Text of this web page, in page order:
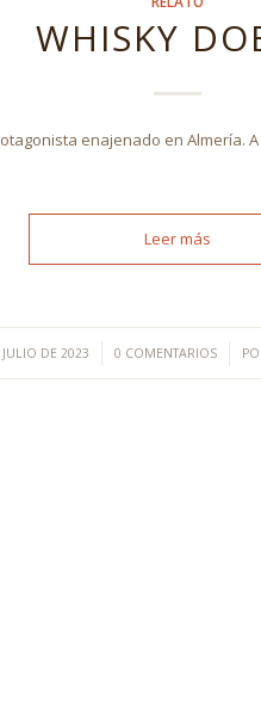
WHISKY
enajenado en Almería.
Leer más
DE 2023
/ 0 COMENTARIOS
/